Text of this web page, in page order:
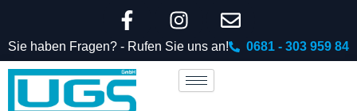
springen
F
a
c
e
b
I
n
s
t
a
E
n
v
Sie haben Fragen? - Rufen Sie uns an! 0681 - 303 959 84